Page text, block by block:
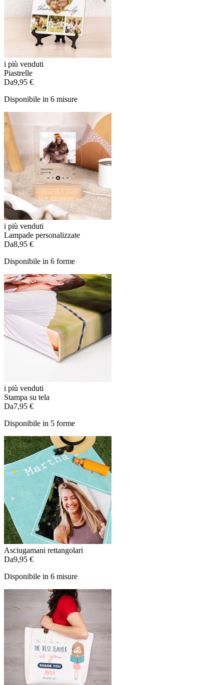
i più venduti
Piastrelle
Da9,95 €
Disponibile in 6 misure
i più venduti
Lampade personalizzate
Da8,95 €
Disponibile in 6 forme
i più venduti
Stampa su tela
Da7,95 €
Disponibile in 5 forme
Asciugamani rettangolari
Da9,95 €
Disponibile in 6 misure